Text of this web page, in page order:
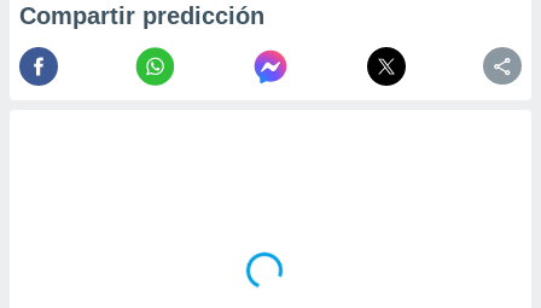
Compartir predicción